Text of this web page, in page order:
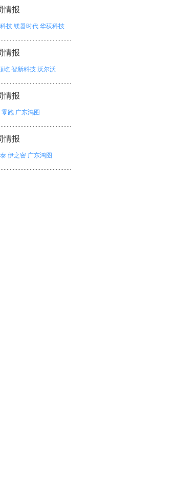
情报
技 镁器时代 华荻科技
情报
屹 智新科技 沃尔沃
情报
零跑 广东鸿图
情报
伊之密 广东鸿图